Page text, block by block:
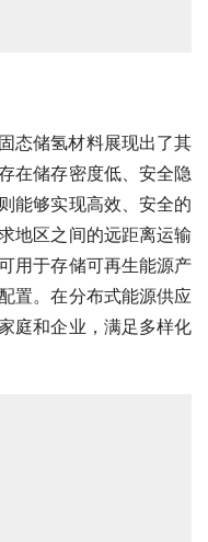
态储氢材料展现出了其
在储存密度低、安全隐
能够实现高效、安全的
地区之间的远距离运输
用于存储可再生能源产
置。在分布式能源供应
庭和企业，满足多样化